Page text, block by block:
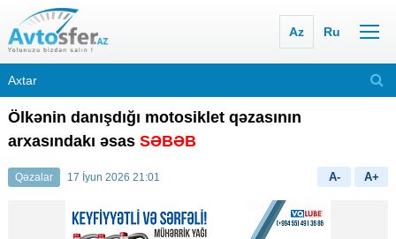
Az Ru
Ölkənin danışdığı motosiklet qəzasının
arxasındakı əsas SƏBƏB
Qəzalar 17 İyun 2026 21:01 A- A+